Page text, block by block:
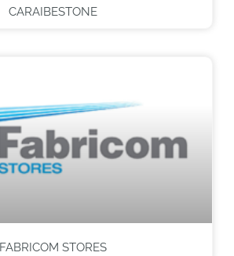
CARAIBESTONE
FABRICOM STORES